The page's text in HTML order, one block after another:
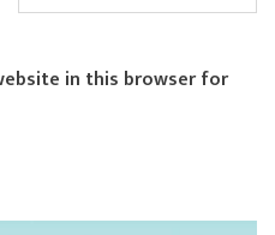
in this browser for